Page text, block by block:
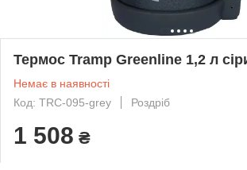
Термос Tramp Greenline 1,2 л
Немає в наявності
Код: TRC-095-grey
Роздріб
1 508 ₴